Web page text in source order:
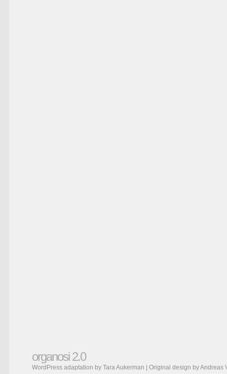
organosi 2.0
WordPress adaptation by Tara Aukerman | Original design byAndreas